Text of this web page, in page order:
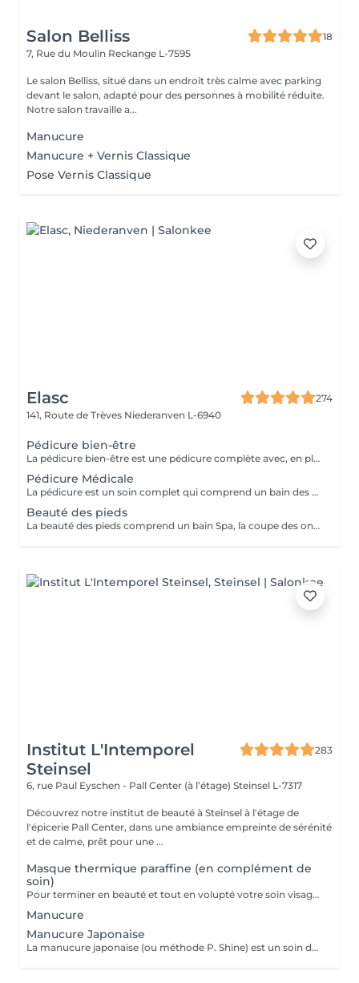
Salon Belliss
18
7, Rue du Moulin Reckange L-7595
Le salon Belliss, situé dans un endroit très calme avec parking
devant le salon, adapté pour des personnes à mobilité réduite.
Notre salon travaille a...
Manucure
Manucure + Vernis Classique
Pose Vernis Classique
Elasc
274
141, Route de Trèves Niederanven L-6940
Pédicure bien-être
La pédicure bien-être est une pédicure complète avec, en plus, un gommage et une pause de masque.
Pédicure Médicale
La pédicure est un soin complet qui comprend un bain des pieds Spa, la coupe et le limage des ongles, la pousse et la coupe des cuticules, le traitement des ongles incarnés ainsi que celui des callosités et/ou des cors au credo, au bistouri, à la râpe et à la fraiseuse.
Beauté des pieds
La beauté des pieds comprend un bain Spa, la coupe des ongles, la pousse et la coupe des cuticules ainsi que le traitement des callosités à la râpe et à la fraiseuse.
Institut L'Intemporel
Steinsel
283
6, rue Paul Eyschen - Pall Center (à l’étage) Steinsel L-7317
Découvrez notre institut de beauté à Steinsel à l'étage de
l'épicerie Pall Center, dans une ambiance empreinte de sérénité
et de calme, prêt pour une ...
Masque thermique paraffine (en complément de
soin)
Pour terminer en beauté et tout en volupté votre soin visage, nous vous proposons le 'double masque '. Cela consiste en une application d'un masque crème bourré d'actifs hydratants/régénérants/anti-âge ou anti-oxydants suivi d'un bain de paraffine tiède. Ceci permet la pénétration intégrale du masque crème grâce à la chaleur de la paraffine et une fin de soin en douceur grâce aux actifs de la paraffine adoucissants et calmants. Une véritable invitation à la détente.
Manucure
Manucure Japonaise
La manucure japonaise (ou méthode P. Shine) est un soin de beauté naturel et ancestral visant à renforcer, nourrir et faire briller les ongles sans vernis ni gel. En utilisant des produits naturels comme la cire d'abeille, des minéraux, et de la poudre de perle, elle rend les ongles sains, forts et brillants avec un effet miroir, idéal pour réparer les ongles abîmés (après gel ou semi-permanent, grossesse...). Convient aux ongles naturels fragiles, mous, cassants ou dédoublés, mais aussi simplement pour offrir une période de repos et de soin aux ongles.